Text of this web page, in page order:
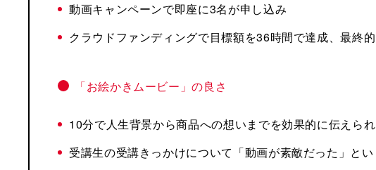
動画キャンペーンで即座に3名が申し込み
クラウドファンディングで目標額を36時間で達成、最終
「お絵かきムービー」の良さ
10分で人生背景から商品への想いまでを効果的に伝えら
受講生の受講きっかけについて「動画が素敵だった」と